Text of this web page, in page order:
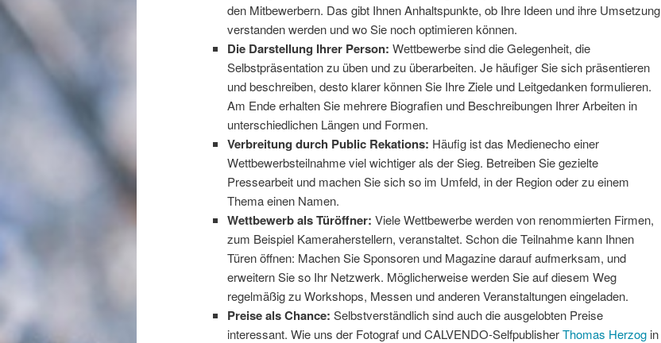
den Mitbewerbern. Das gibt Ihnen Anhaltspunkte, ob Ihre Ideen und ihre Umsetzung
verstanden werden und wo Sie noch optimieren können.
Die Darstellung Ihrer Person: Wettbewerbe sind die Gelegenheit, die
Selbstpräsentation zu üben und zu überarbeiten. Je häufiger Sie sich präsentieren
und beschreiben, desto klarer können Sie Ihre Ziele und Leitgedanken formulieren.
Am Ende erhalten Sie mehrere Biografien und Beschreibungen Ihrer Arbeiten in
unterschiedlichen Längen und Formen.
Verbreitung durch Public Rekations: Häufig ist das Medienecho einer
Wettbewerbsteilnahme viel wichtiger als der Sieg. Betreiben Sie gezielte
Pressearbeit und machen Sie sich so im Umfeld, in der Region oder zu einem
Thema einen Namen.
Wettbewerb als Türöffner: Viele Wettbewerbe werden von renommierten Firmen,
zum Beispiel Kameraherstellern, veranstaltet. Schon die Teilnahme kann Ihnen
Türen öffnen: Machen Sie Sponsoren und Magazine darauf aufmerksam, und
erweitern Sie so Ihr Netzwerk. Möglicherweise werden Sie auf diesem Weg
regelmäßig zu Workshops, Messen und anderen Veranstaltungen eingeladen.
Preise als Chance: Selbstverständlich sind auch die ausgelobten Preise
interessant. Wie uns der Fotograf und CALVENDO-SelfpublisherThomas Herzogin